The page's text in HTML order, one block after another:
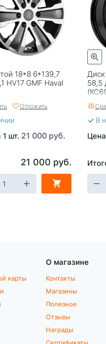
18*8 6*139,7
HV17 GMF Haval
Отложить
шт. 21 000 руб.
21 000 руб.
58,5
В
карты
О магазине
Контакты
Магазины
Полезное
Отзывы
Награды
Сертификаты